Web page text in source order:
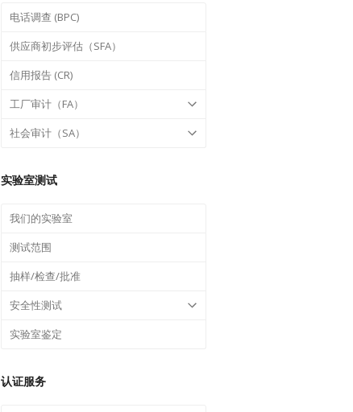
电话调查 (BPC)
供应商初步评估（SFA）
信用报告 (CR)
工厂审计（FA）
社会审计（SA）
实验室测试
我们的实验室
测试范围
抽样/检查/批准
安全性测试
实验室鉴定
认证服务